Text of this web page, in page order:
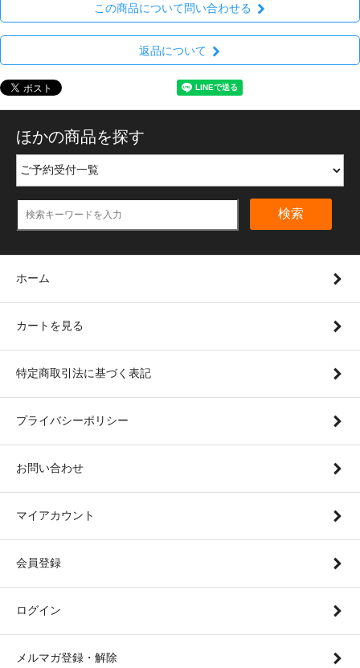
この商品について問い合わせる
返品について
ほかの商品を探す
検索
ホーム
カートを見る
特定商取引法に基づく表記
プライバシーポリシー
お問い合わせ
マイアカウント
会員登録
ログイン
メルマガ登録・解除